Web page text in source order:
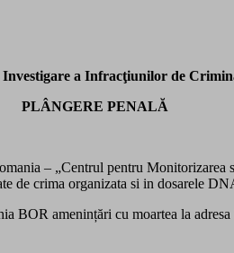
a Infracţiunilor de
PLÂNGERE PENALĂ
– „Centrul pentru
de crima organizata si in dosarele
amenințări cu moartea la